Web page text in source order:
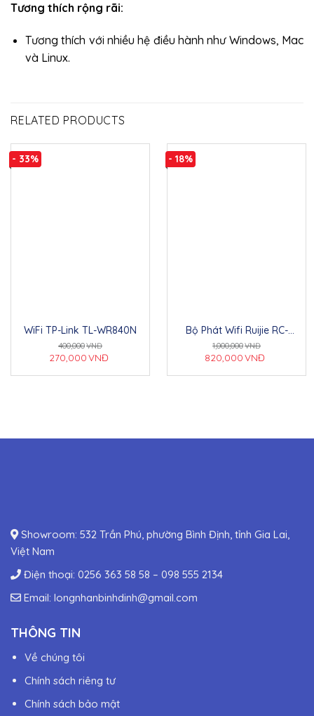
Tương thích rộng rãi:
Tương thích với nhiều hệ điều hành như Windows, Mac
và Linux.
RELATED PRODUCTS
- 33%
WiFi TP-Link TL-WR840N
400,000VNĐ
270,000VNĐ
- 18%
Bộ Phát Wifi Ruijie RC-
EW1200 – Sóng mạnh, kết
nối mượt, giá cực tốt!
1,000,000VNĐ
820,000 VNĐ
Showroom: 532 Trần Phú, phường Bình Định, tỉnh Gia Lai,
Việt Nam
Điện thoại: 0256 363 58 58 – 098 555 2134
Email: longnhanbinhdinh@gmail.com
THÔNG TIN
Về chúng tôi
Chính sách riêng tư
Chính sách bảo mật